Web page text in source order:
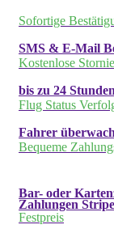
Sofortige
SMS & E-Mail
Kostenlose
bis zu 24
Flug Status
Fahrer
Bequeme
Bar- oder
Zahlungen
Festpreis